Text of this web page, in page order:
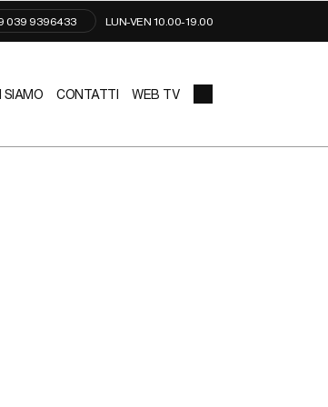
039 9396433 LUN-VEN 10.00-19.00
SIAMO CONTATTI WEB TV